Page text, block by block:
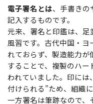
PDF 注釈
PDF 印刷
PDF 翻訳
AI ツール
よくある質問
お問い合わせ
専門スタッフ直通
050-3066-
受付 月~金 10:00-13:00 /
ユーザーの声
電子署名とは、手書きの
記入するものです。
元来、署名と印鑑は、
風習です。古代中国・
れておらず、製造能力
することで、複製のハ
われていました。印には
付けられる”ため、組織
一方署名は筆跡なので